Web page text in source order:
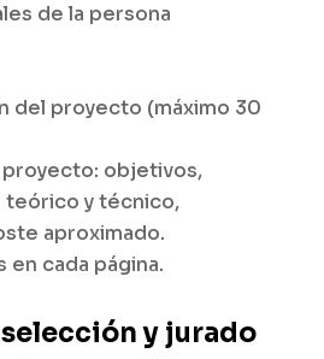
de la persona
del proyecto (máximo 30
objetivos,
teórico y técnico,
aproximado.
en cada página.
y jurado